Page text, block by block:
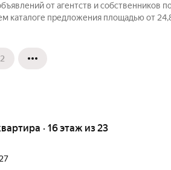
от агентств и собственников
предложения площадью от
· 16 этаж из 23